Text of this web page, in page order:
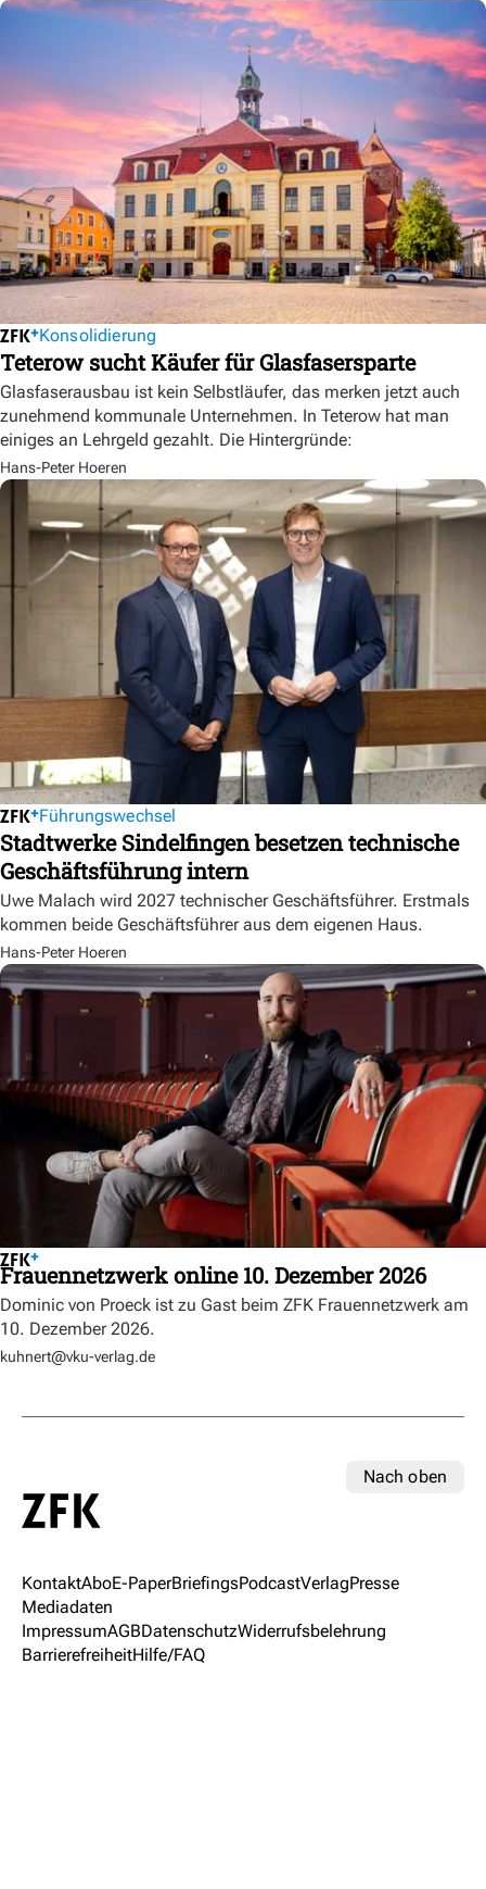
Konsolidierung
Teterow sucht Käufer für Glasfasersparte
Glasfaserausbau ist kein Selbstläufer, das merken jetzt auch
zunehmend kommunale Unternehmen. In Teterow hat man
einiges an Lehrgeld gezahlt. Die Hintergründe:
Hans-Peter Hoeren
Führungswechsel
Stadtwerke Sindelfingen besetzen technische
Geschäftsführung intern
Uwe Malach wird 2027 technischer Geschäftsführer. Erstmals
kommen beide Geschäftsführer aus dem eigenen Haus.
Hans-Peter Hoeren
Frauennetzwerk online 10. Dezember 2026
Dominic von Proeck ist zu Gast beim ZFK Frauennetzwerk am
10. Dezember 2026.
kuhnert@vku-verlag.de
Nach oben
KontaktAboE-PaperBriefingsPodcastVerlagPresse
Mediadaten
ImpressumAGBDatenschutzWiderrufsbelehrung
BarrierefreiheitHilfe/FAQ